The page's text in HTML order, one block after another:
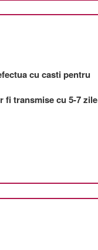
cu casti pentru
fi transmise cu 5-7 zile